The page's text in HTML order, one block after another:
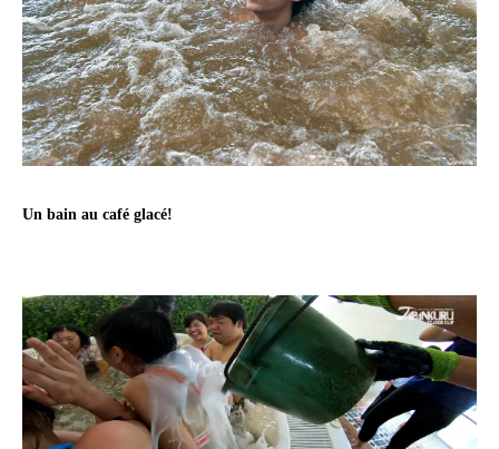
Un bain au café glacé!